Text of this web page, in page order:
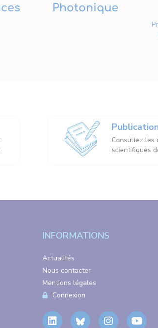
Photonique
Consultez les
scientifiques
INFORMATIONS
Actualités
Nous contacter
Mentions légales
Connexion